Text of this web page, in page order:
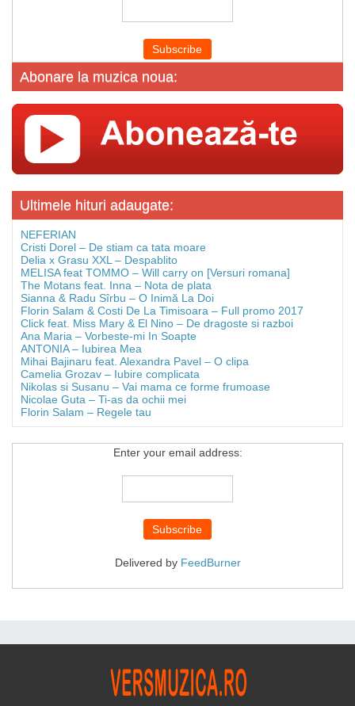
Abonare la muzica noua:
Ultimele hituri adaugate:
NEFERIAN
Cristi Dorel – De stiam ca tata moare
Delia x Grasu XXL – Despablito
MELISA feat TOMMO – Will carry on [Versuri romana]
The Motans feat. Inna – Nota de plata
Sianna & Radu Sîrbu – O Inimă La Doi
Florin Salam & Costi De La Timisoara – Full promo 2017
Click feat. Miss Mary & El Nino – De dragoste si razboi
Ana Maria – Vorbeste-mi In Soapte
ANTONIA – Iubirea Mea
Mihai Bajinaru feat. Alexandra Pavel – O clipa
Camelia Grozav – Iubire complicata
Nikolas si Susanu – Vai mama ce forme frumoase
Nicolae Guta – Ti-as da ochii mei
Florin Salam – Regele tau
Enter your email address:
Delivered by FeedBurner